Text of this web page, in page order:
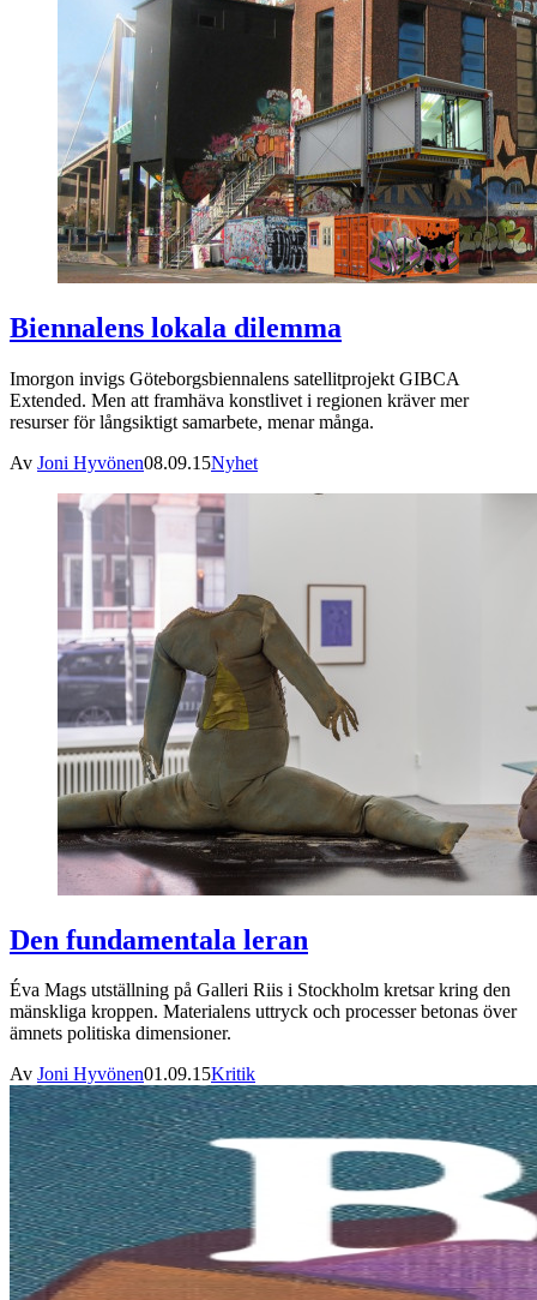
Biennalens lokala dilemma
Imorgon invigs Göteborgsbiennalens satellitprojekt GIBCA
Extended. Men att framhäva konstlivet i regionen kräver mer
resurser för långsiktigt samarbete, menar många.
Av Joni Hyvönen08.09.15Nyhet
Den fundamentala leran
Éva Mags utställning på Galleri Riis i Stockholm kretsar kring den
mänskliga kroppen. Materialens uttryck och processer betonas över
ämnets politiska dimensioner.
Av Joni Hyvönen01.09.15Kritik